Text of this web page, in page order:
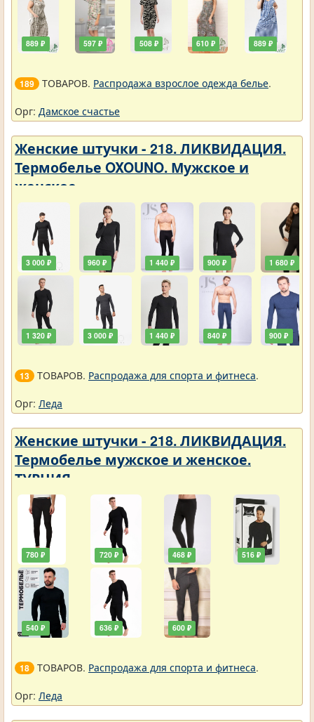
889 ₽ 597 ₽ 508 ₽ 610 ₽ 889 ₽
189 ТОВАРОВ. Распродажа взрослое одежда белье.
Орг: Дамское счастье
Женские штучки - 218. ЛИКВИДАЦИЯ.
Термобелье OXOUNO. Мужское и
женское
3 000 ₽
1 320 ₽
960 ₽
3 000 ₽
1 440 ₽
1 440 ₽
900 ₽
840 ₽
1 680 ₽
900 ₽
13 ТОВАРОВ. Распродажа для спорта и фитнеса.
Орг: Леда
Женские штучки - 218. ЛИКВИДАЦИЯ.
Термобелье мужское и женское.
ТУРЦИЯ
780 ₽
540 ₽
720 ₽
636 ₽
468 ₽
600 ₽
516 ₽
18 ТОВАРОВ. Распродажа для спорта и фитнеса.
Орг: Леда